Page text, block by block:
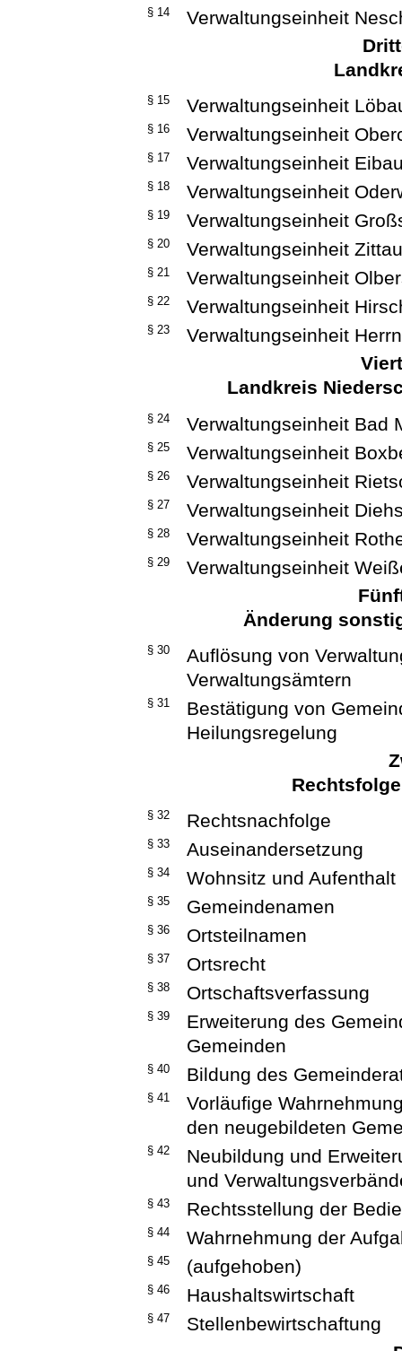
§ 14
Verwaltungseinheit
§ 15 Verwaltungseinheit
§ 16 Verwaltungseinheit
§ 17 Verwaltungseinheit
§ 18 Verwaltungseinheit
§ 19 Verwaltungseinheit
§ 20 Verwaltungseinheit
§ 21 Verwaltungseinheit
§ 22 Verwaltungseinheit
§ 23
Verwaltungseinheit
Landkreis
§ 24 Verwaltungseinheit Bad
§ 25 Verwaltungseinheit
§ 26 Verwaltungseinheit
§ 27 Verwaltungseinheit
§ 28 Verwaltungseinheit
§ 29
Verwaltungseinheit
Änderung
§ 30
Auflösung von
Verwaltungsämtern
§ 31
Bestätigung von
Heilungsregelung
§ 32 Rechtsnachfolge
§ 33 Auseinandersetzung
§ 34 Wohnsitz und Aufenthalt
§ 35 Gemeindenamen
§ 36 Ortsteilnamen
§ 37 Ortsrecht
§ 38 Ortschaftsverfassung
§ 39
Erweiterung des
Gemeinden
§ 40 Bildung des
§ 41
Vorläufige
den neugebildeten
§ 42
Neubildung und
und
§ 43 Rechtsstellung der
§ 44 Wahrnehmung der
§ 45 (aufgehoben)
§ 46 Haushaltswirtschaft
§ 47
Stellenbewirtschaftung